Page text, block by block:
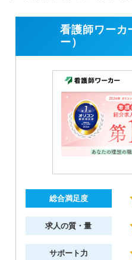
看護師ワーカ
ー）
総合満足度
求人の質・量
サポート力